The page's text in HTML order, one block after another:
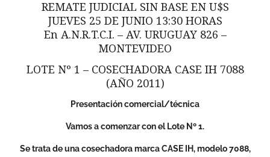
REMATE JUDICIAL SIN BASE EN U$S
JUEVES 25 DE JUNIO 13:30 HORAS
En A.N.R.T.C.I. – AV. URUGUAY 826 –
MONTEVIDEO
LOTE Nº 1 – COSECHADORA CASE IH 7088
(AÑO 2011)
Presentación comercial/técnica
Vamos a comenzar con el Lote Nº 1.
Se trata de una cosechadora marca CASE IH, modelo 7088,